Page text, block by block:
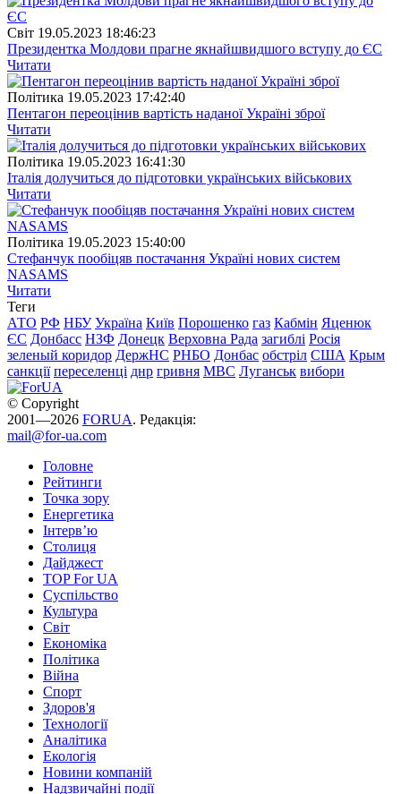
Свiт 19.05.2023 18:46:23
Президентка Молдови прагне якнайшвидшого вступу до ЄС
Читати
Полiтика 19.05.2023 17:42:40
Пентагон переоцінив вартість наданої Україні зброї
Читати
Полiтика 19.05.2023 16:41:30
Італія долучиться до підготовки українських військових
Читати
Полiтика 19.05.2023 15:40:00
Стефанчук пообіцяв постачання Україні нових систем
NASAMS
Читати
Теги
АТО РФ НБУ Україна Київ Порошенко газ Кабмін Яценюк
ЄС Донбасс НЗФ Донецк Верховна Рада загиблі Росія
зеленый коридор ДержНС РНБО Донбас обстріл США Крым
санкції переселенці днр гривня МВС Луганськ вибори
© Copyright
2001—2026 FORUA. Редакція:
mail@for-ua.com
Головне
Рейтинги
Точка зору
Енергетика
Інтерв’ю
Столиця
Дайджест
TOP For UA
Суспiльство
Культура
Світ
Економіка
Політика
Війна
Спорт
Здоров'я
Технології
Аналітика
Екологія
Новини компаній
Надзвичайні події